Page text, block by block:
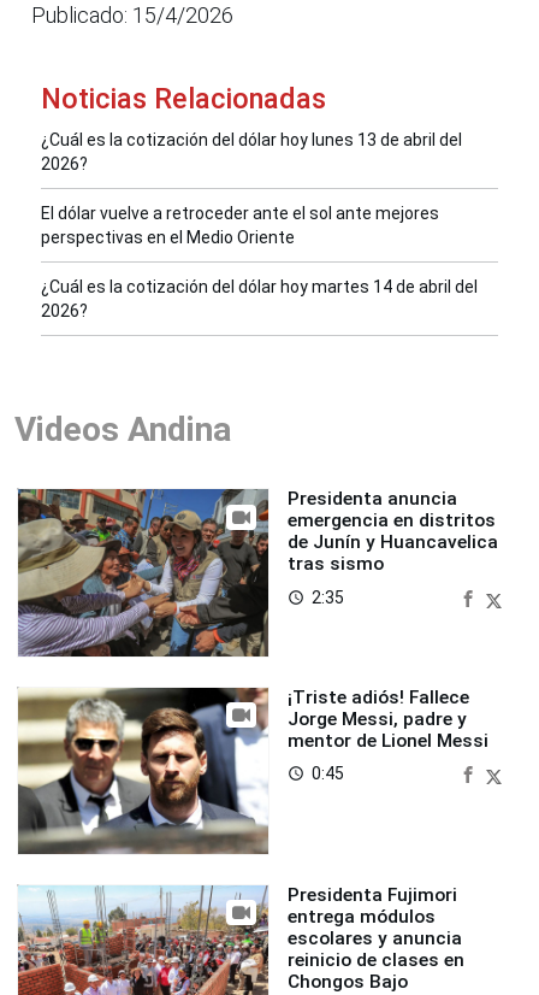
Publicado: 15/4/2026
Noticias Relacionadas
¿Cuál es la cotización del dólar hoy lunes 13 de abril del
2026?
El dólar vuelve a retroceder ante el sol ante mejores
perspectivas en el Medio Oriente
¿Cuál es la cotización del dólar hoy martes 14 de abril del
2026?
Videos Andina
Presidenta anuncia
emergencia en distritos
de Junín y Huancavelica
tras sismo
access_time 2:35
¡Triste adiós! Fallece
Jorge Messi, padre y
mentor de Lionel Messi
access_time 0:45
Presidenta Fujimori
entrega módulos
escolares y anuncia
reinicio de clases en
Chongos Bajo